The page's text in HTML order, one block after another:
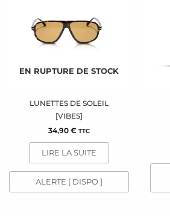
EN RUPTURE DE STOCK
LUNETTES DE SOLEIL
[VIBES]
34,90 € TTC
LIRE LA SUITE
ALERTE [ DISPO ]